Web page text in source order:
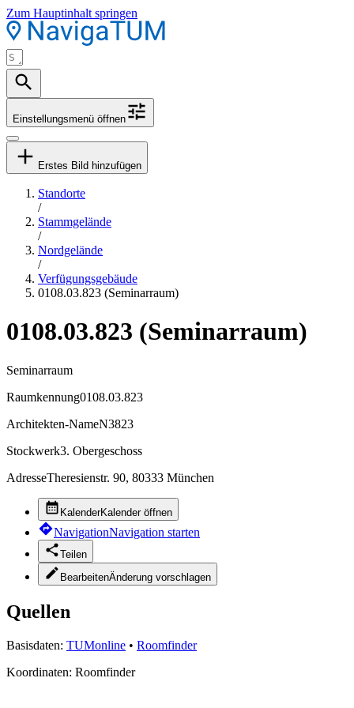
Zum Hauptinhalt springen
Einstellungsmenü öffnen
Erstes Bild hinzufügen
Standorte
/
Stammgelände
/
Nordgelände
/
Verfügungsgebäude
0108.03.823 (Seminarraum)
0108.03.823 (Seminarraum)
Seminarraum
Raumkennung0108.03.823
Architekten-NameN3823
Stockwerk3. Obergeschoss
AdresseTheresienstr. 90, 80333 München
KalenderKalender öffnen
NavigationNavigation starten
Teilen
BearbeitenÄnderung vorschlagen
Quellen
Basisdaten: TUMonline • Roomfinder
Koordinaten: Roomfinder